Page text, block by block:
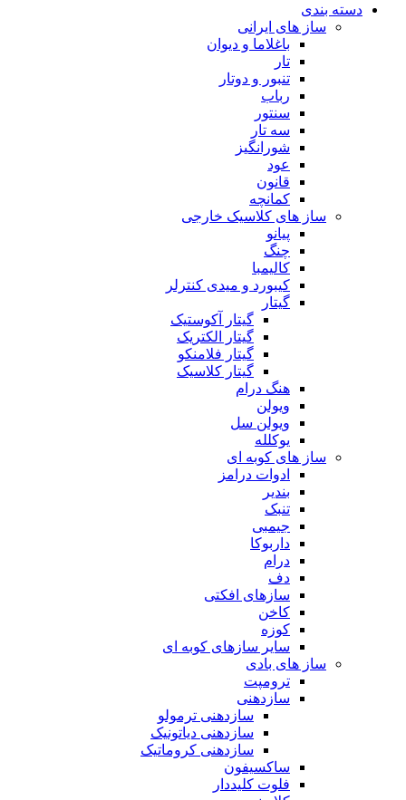
دسته بندی
ساز های ایرانی
باغلاما و دیوان
تار
تنبور و دوتار
رباب
سنتور
سه تار
شورانگیز
عود
قانون
کمانچه
ساز های کلاسیک خارجی
پیانو
چنگ
کالیمبا
کیبورد و میدی کنترلر
گیتار
گیتار آکوستیک
گیتار الکتریک
گیتار فلامنکو
گیتار کلاسیک
هنگ درام
ویولن
ویولن سل
یوکلله
ساز های کوبه ای
ادوات درامز
بندیر
تنبک
جیمبی
داربوکا
درام
دف
سازهای افکتی
کاخن
کوزه
سایر سازهای کوبه ای
ساز های بادی
ترومپت
سازدهنی
سازدهنی ترمولو
سازدهنی دیاتونیک
سازدهنی کروماتیک
ساکسیفون
فلوت کلیددار